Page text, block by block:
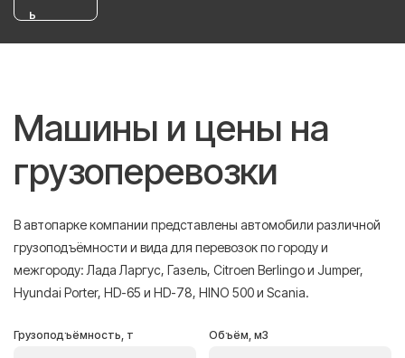
ь
Машины и цены на
грузоперевозки
В автопарке компании представлены автомобили различной
грузоподъёмности и вида для перевозок по городу и
межгороду: Лада Ларгус, Газель, Citroen Berlingo и Jumper,
Hyundai Porter, HD-65 и HD-78, HINO 500 и Scania.
Грузоподъёмность, т Объём, м3